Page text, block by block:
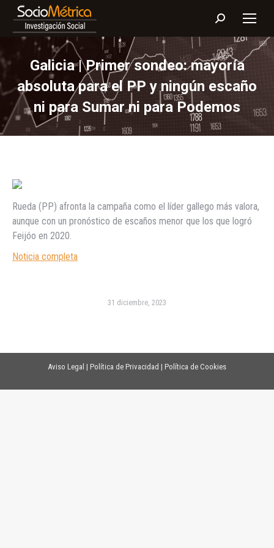
Buscar:
Galicia | Primer sondeo: mayoría
absoluta para el PP y ningún escaño
ni para Sumar ni para Podemos
Rueda (PP) afronta la campaña como el líder gallego más valora,
aunque con un pronóstico de escaños menor que los que logró
Feijóo en 2020.
Noticia completa
31 diciembre, 2023
Aviso Legal | Política de Privacidad | Política de Cookies